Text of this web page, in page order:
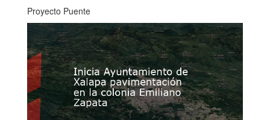
Proyecto Puente